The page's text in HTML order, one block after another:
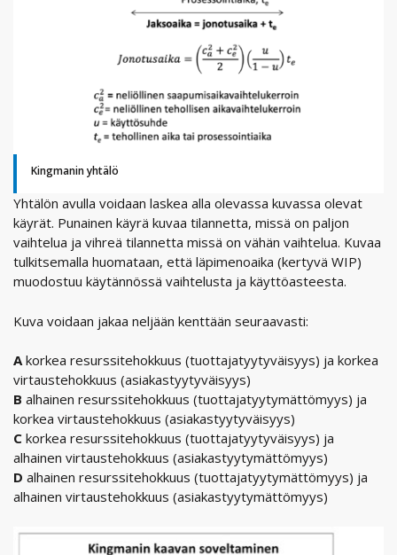
Kingmanin yhtälö
Yhtälön avulla voidaan laskea alla olevassa kuvassa olevat
käyrät. Punainen käyrä kuvaa tilannetta, missä on paljon
vaihtelua ja vihreä tilannetta missä on vähän vaihtelua. Kuvaa
tulkitsemalla huomataan, että läpimenoaika (kertyvä WIP)
muodostuu käytännössä vaihtelusta ja käyttöasteesta.
Kuva voidaan jakaa neljään kenttään seuraavasti:
Akorkea resurssitehokkuus (tuottajatyytyväisyys) ja korkea
virtaustehokkuus (asiakastyytyväisyys)
B alhainen resurssitehokkuus (tuottajatyytymättömyys) ja
korkea virtaustehokkuus (asiakastyytyväisyys)
C korkea resurssitehokkuus (tuottajatyytyväisyys) ja
alhainen virtaustehokkuus (asiakastyytymättömyys)
D alhainen resurssitehokkuus (tuottajatyytymättömyys) ja
alhainen virtaustehokkuus (asiakastyytymättömyys)